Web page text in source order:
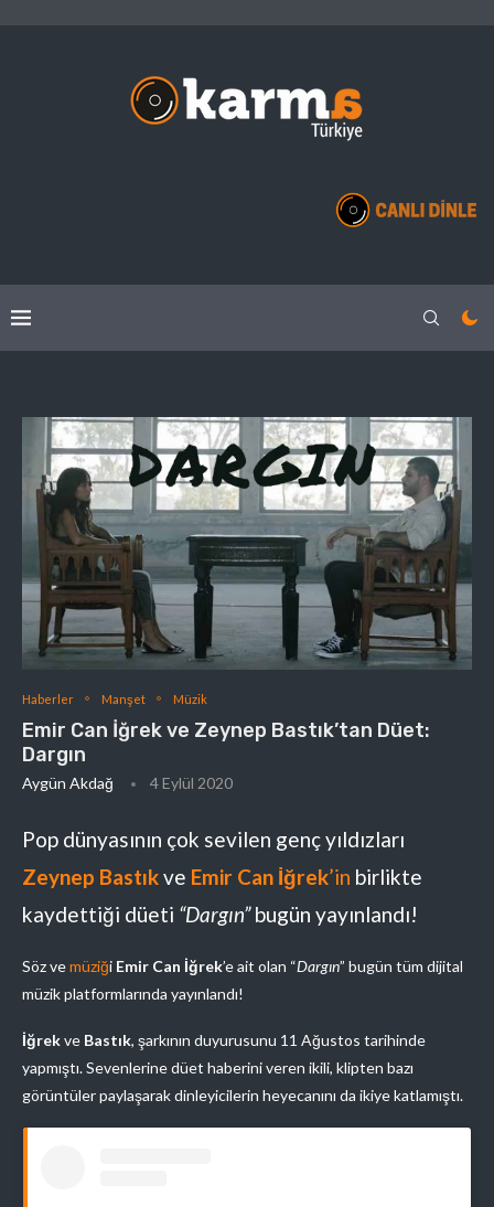
Haberler Manşet Müzik
Emir Can İğrek ve Zeynep Bastık’tan Düet:
Dargın
Aygün Akdağ 4 Eylül 2020
Pop dünyasının çok sevilen genç yıldızları
Zeynep Bastıkve Emir Can İğrek’in birlikte
kaydettiği düeti “Dargın” bugün yayınlandı!
Söz vemüziği Emir Can İğrek’e ait olan “Dargın” bugün tüm dijital
müzik platformlarında yayınlandı!
İğrekve Bastık, şarkının duyurusunu 11 Ağustos tarihinde
yapmıştı. Sevenlerine düet haberini veren ikili, klipten bazı
görüntüler paylaşarak dinleyicilerin heyecanını da ikiye katlamıştı.